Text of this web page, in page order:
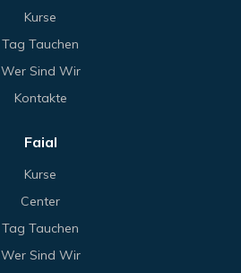
Kurse
Tag Tauchen
Wer Sind Wir
Kontakte
Faial
Kurse
Center
Tag Tauchen
Wer Sind Wir